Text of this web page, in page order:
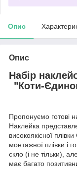
Опис
Опис
Набір
"Коти-
Пропонуємо готові
Наклейка
високоякісної
монтажної плівки і
скло (і не тільки),
має багато